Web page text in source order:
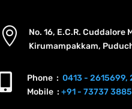

No. 16, E.C.R. Cuddalore
Kirumampakkam,
 Phone :0413 - 2615699,
Mobile :+91 - 73737